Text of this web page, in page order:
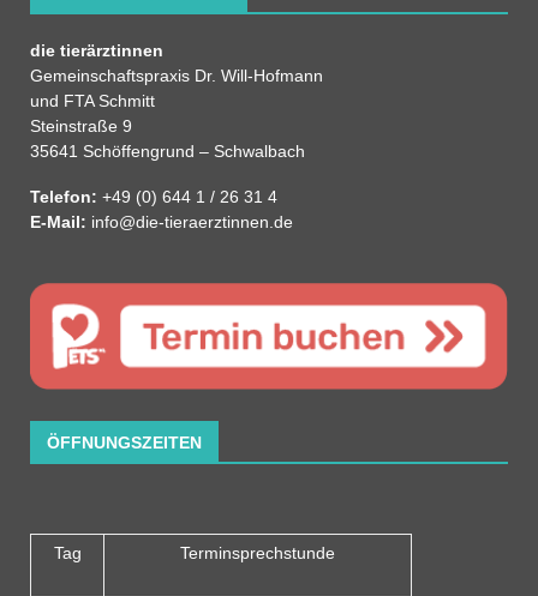
die tierärztinnen
Gemeinschaftspraxis Dr. Will-Hofmann
und FTA Schmitt
Steinstraße 9
35641 Schöffengrund – Schwalbach
Telefon: +49 (0) 644 1 / 26 31 4
E-Mail: info@die-tieraerztinnen.de
ÖFFNUNGSZEITEN
Tag Terminsprechstunde